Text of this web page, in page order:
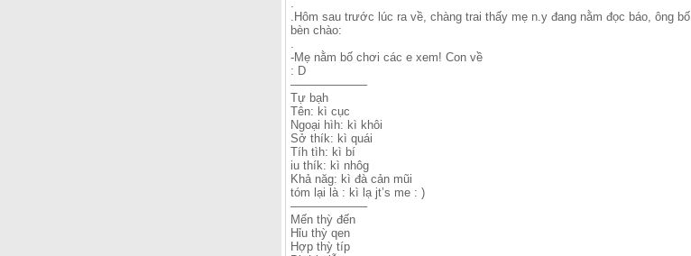
.
.Hôm sau trước lúc ra về, chàng trai thấy mẹ n.y đang nằm đọc báo, ông
bèn chào:
.
-Mẹ nằm bố chơi các e xem! Con về
: D
——————–
Tự bạh
Tên: kì cục
Ngoại hìh: kì khôi
Sở thík: kì quái
Tíh tìh: kì bí
iu thík: kì nhôg
Khả năg: kì đà cản mũi
tóm lại là : kì lạ jt’s me : )
——————–
Mến thỳ đến
Hỉu thỳ qen
Hợp thỳ típ